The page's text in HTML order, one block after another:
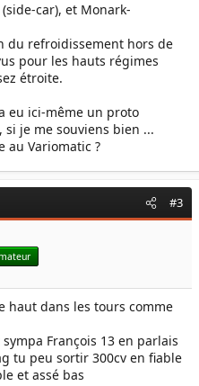
car), et Monark-
du refroidissement hors de
pour les hauts régimes
étroite.
eu ici-même un proto
je me souviens bien ...
au Variomatic ?
#3
haut dans les tours comme
François 13 en parlais
tu peu sortir 300cv en fiable
et assé bas